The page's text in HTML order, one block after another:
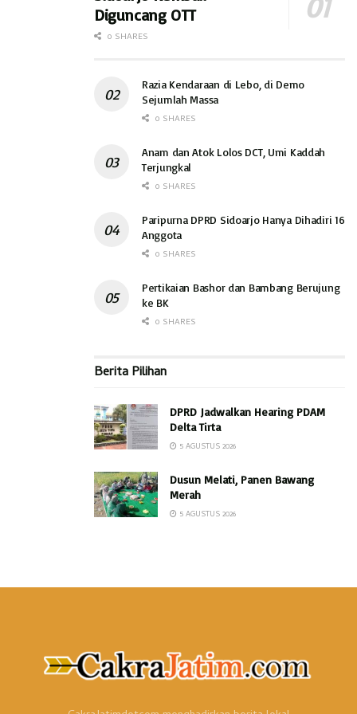
Diguncang OTT
0 SHARES
Razia Kendaraan di Lebo, di Demo
Sejumlah Massa
0 SHARES
Anam dan Atok Lolos DCT, Umi Kaddah
Terjungkal
0 SHARES
Paripurna DPRD Sidoarjo Hanya Dihadiri 16
Anggota
0 SHARES
Pertikaian Bashor dan Bambang Berujung
ke BK
0 SHARES
Berita Pilihan
DPRD Jadwalkan Hearing PDAM
Delta Tirta
5 AGUSTUS 2026
Dusun Melati, Panen Bawang
Merah
5 AGUSTUS 2026